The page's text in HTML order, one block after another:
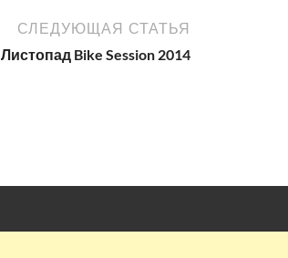
СЛЕДУЮЩАЯ СТАТЬЯ
Листопад Bike Session 2014